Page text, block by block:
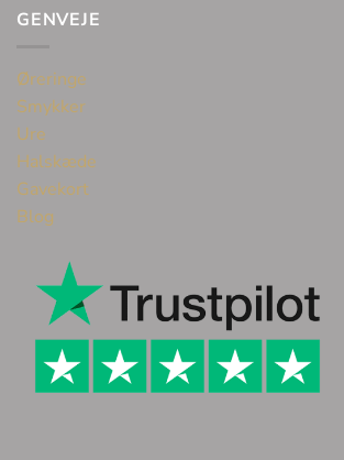
GENVEJE
Øreringe
Smykker
Ure
Halskæde
Gavekort
Blog